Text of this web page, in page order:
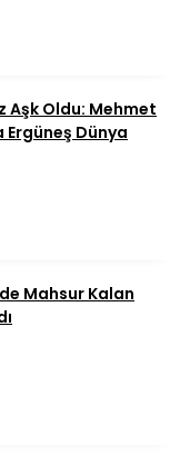
Aşk Oldu: Mehmet
Ergüneş Dünya
Mahsur Kalan